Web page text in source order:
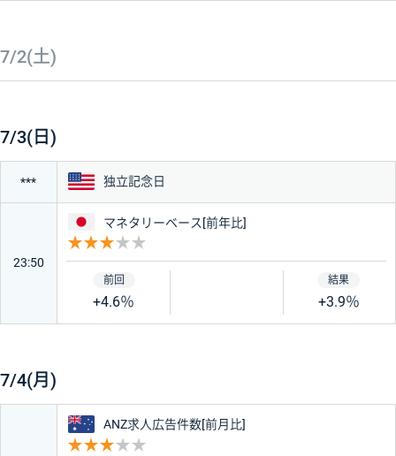
7/2(土)
7/3(日)
*** アメリカ
独立記念日
23:50
日本
マネタリーベース[前年比]
+4.6％ +3.9％
7/4(月)
オーストラリア
ANZ求人広告件数[前月比]